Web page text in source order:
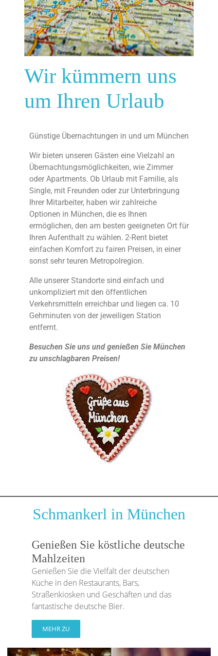
Wir kümmern uns
um Ihren Urlaub
Günstige Übernachtungen in und um München
Wir bieten unseren Gästen eine Vielzahl an
Übernachtungsmöglichkeiten, wie Zimmer
oder Apartments. Ob Urlaub mit Familie, als
Single, mit Freunden oder zur Unterbringung
Ihrer Mitarbeiter, haben wir zahlreiche
Optionen in München, die es Ihnen
ermöglichen, den am besten geeigneten Ort für
Ihren Aufenthalt zu wählen. 2-Rent bietet
einfachen Komfort zu fairen Preisen, in einer
sonst sehr teuren Metropolregion.
Alle unserer Standorte sind einfach und
unkompliziert mit den öffentlichen
Verkehrsmitteln erreichbar und liegen ca. 10
Gehminuten von der jeweiligen Station
entfernt.
Besuchen Sie uns und genießen Sie München
zu unschlagbaren Preisen!
Schmankerl in München
Genießen Sie köstliche deutsche
Mahlzeiten
Genießen Sie die Vielfalt der deutschen
Küche in den Restaurants, Bars,
Straßenkiosken und Geschäften und das
fantastische deutsche Bier.
MEHR ZU